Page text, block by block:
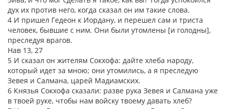
дух их против него, когда сказал он им такие слова.
4 И пришел Гедеон к Иордану, и перешел сам и триста
человек, бывшие с ним. Они были утомлены [и голодны],
преследуя врагов.
Нав 13, 27
5 И сказал он жителям Сокхофа: дайте хлеба народу,
который идет за мною; они утомились, а я преследую
Зевея и Салмана, царей Мадиамских.
6 Князья Сокхофа сказали: разве рука Зевея и Салмана уже
в твоей руке, чтобы нам войску твоему давать хлеб?